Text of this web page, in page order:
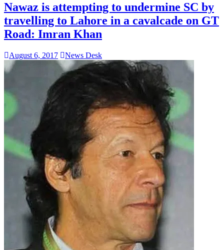
Nawaz is attempting to undermine SC by
travelling to Lahore in a cavalcade on GT
Road: Imran Khan
August 6, 2017 News Desk